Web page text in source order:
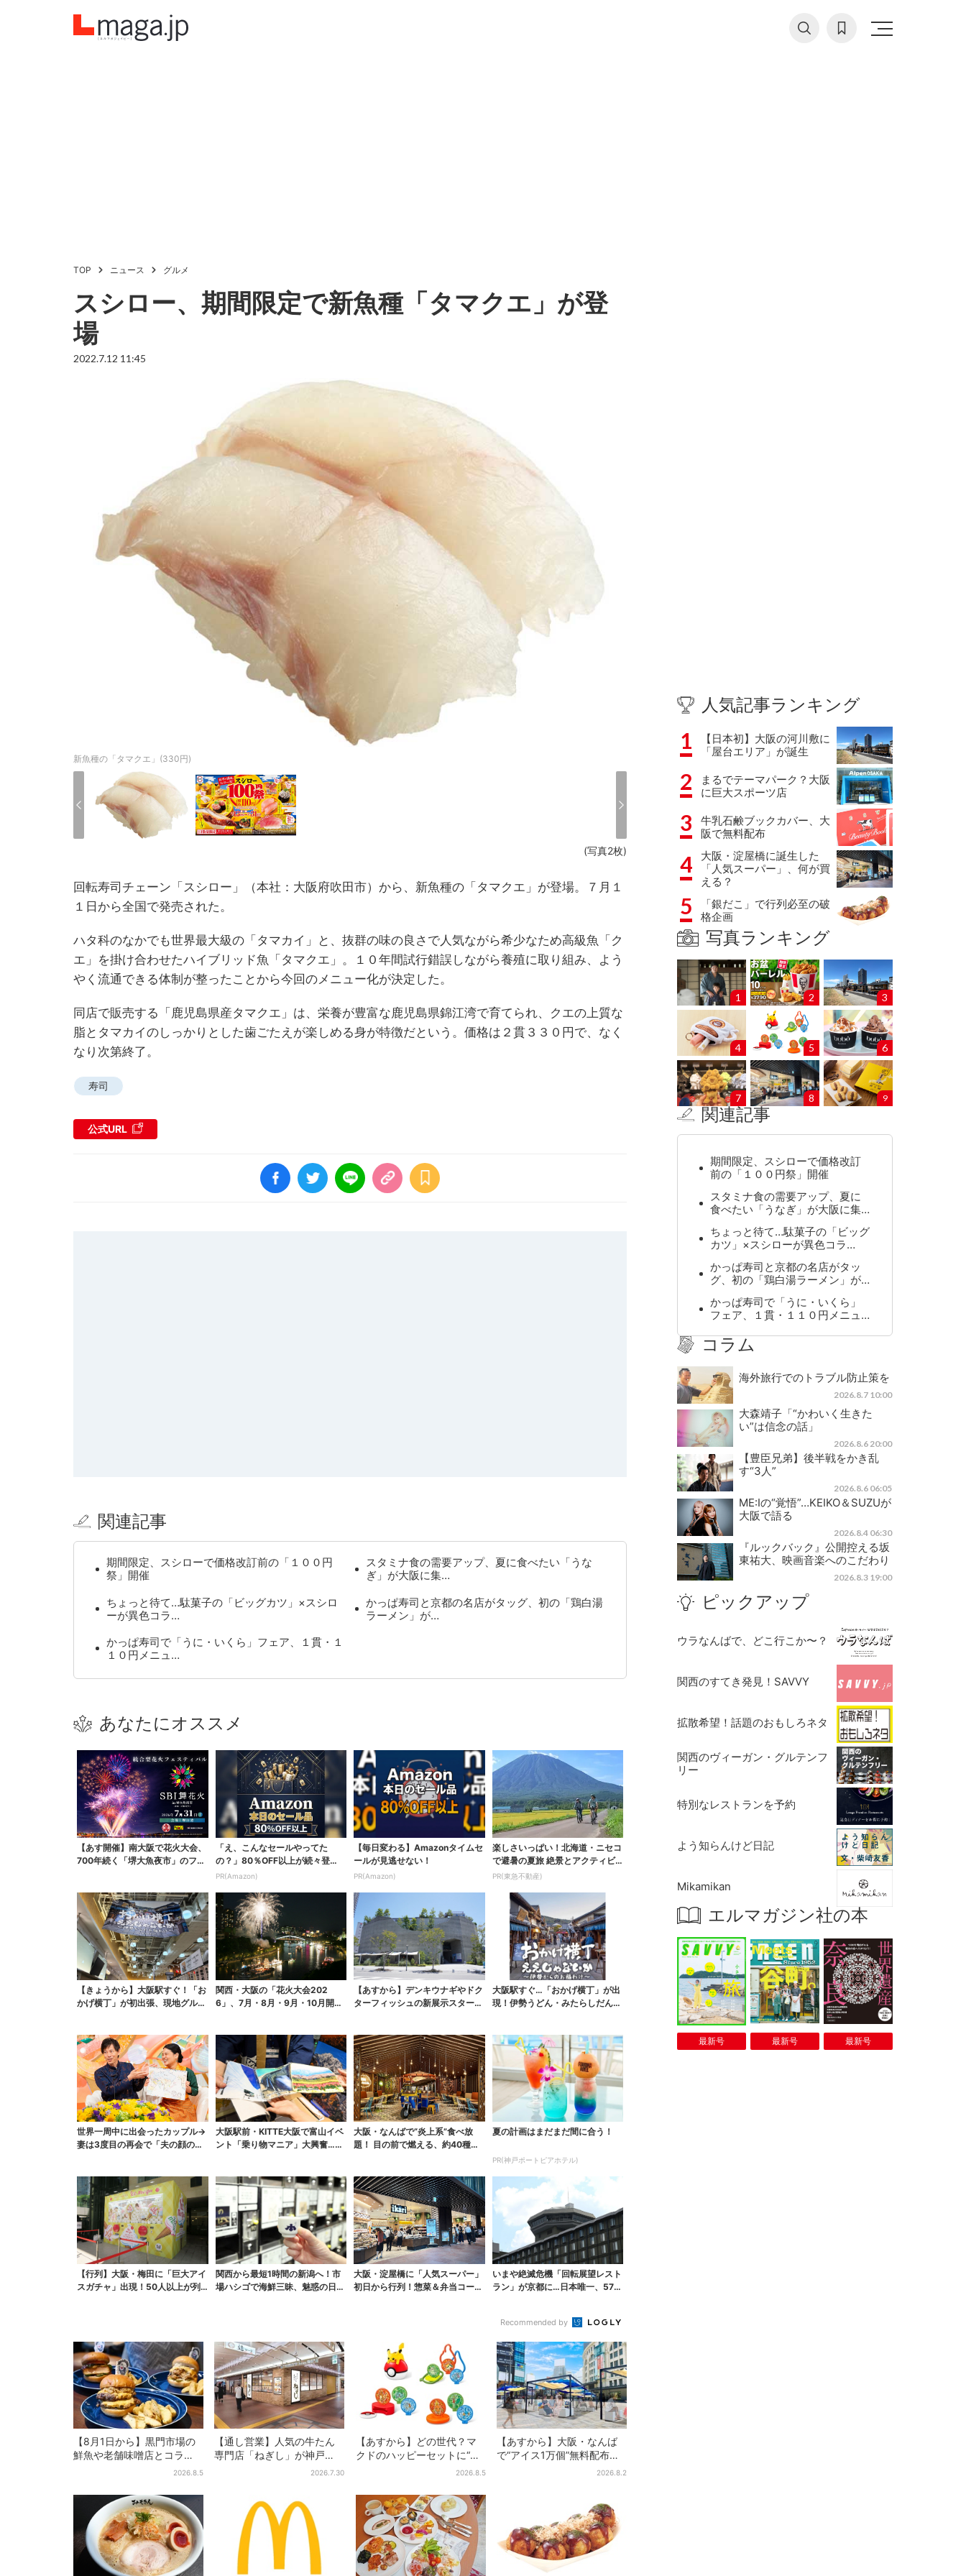
TOP ニュース グルメ
スシロー、期間限定で新魚種「タマクエ」が登
場
2022.7.12 11:45
新魚種の「タマクエ」(330円)
(写真2枚)
回転寿司チェーン「スシロー」（本社：大阪府吹田市）から、新魚種の「タマクエ」が登場。７月１
１日から全国で発売された。
ハタ科のなかでも世界最大級の「タマカイ」と、抜群の味の良さで人気ながら希少なため高級魚「ク
エ」を掛け合わせたハイブリッド魚「タマクエ」。１０年間試行錯誤しながら養殖に取り組み、よう
やく流通できる体制が整ったことから今回のメニュー化が決定した。
同店で販売する「鹿児島県産タマクエ」は、栄養が豊富な鹿児島県錦江湾で育てられ、クエの上質な
脂とタマカイのしっかりとした歯ごたえが楽しめる身が特徴だという。価格は２貫３３０円で、なく
なり次第終了。
寿司
公式URL
関連記事
期間限定、スシローで価格改訂前の「１００円
祭」開催
スタミナ食の需要アップ、夏に食べたい「うな
ぎ」が大阪に集…
ちょっと待て…駄菓子の「ビッグカツ」×スシロ
ーが異色コラ…
かっぱ寿司と京都の名店がタッグ、初の「鶏白湯
ラーメン」が…
かっぱ寿司で「うに・いくら」フェア、１貫・１
１０円メニュ…
あなたにオススメ
【あす開催】南大阪で花火大会、
700年続く「堺大魚夜市」のフィ
「え、こんなセールやってた
の？」80％OFF以上が続々登
場！Amazonの本気が...
PR(Amazon)
【毎日変わる】Amazonタイムセ
ールが見逃せない！
PR(Amazon)
楽しさいっぱい！北海道・ニセコ
で避暑の夏旅 絶景とアクティビ
ティが揃う「ニセコ東...
PR(東急不動産)
【きょうから】大阪駅すぐ！「お
かげ横丁」が初出張、現地グルメ
関西・大阪の「花火大会202
6」、7月・8月・9月・10月開催
【あすから】デンキウナギやドク
ターフィッシュの新展示スター
大阪駅すぐ…「おかげ横丁」が出
現！伊勢うどん・みたらしだん
世界一周中に出会ったカップル→
妻は3度目の再会で「夫の顔の良
大阪駅前・KITTE大阪で富山イベ
ント「乗り物マニア」大興奮…こ
大阪・なんばで“炎上系”食べ放
題！ 目の前で燃える、約40種類
夏の計画はまだまだ間に合う！
PR(神戸ポートピアホテル)
【行列】大阪・梅田に「巨大アイ
スガチャ」出現！50人以上が列…
関西から最短1時間の新潟へ！市
場ハシゴで海鮮三昧、魅惑の日本
大阪・淀屋橋に「人気スーパー」
初日から行列！惣菜＆弁当コーナ
いまや絶滅危機「回転展望レスト
ラン」が京都に…日本唯一、57年
Recommended by
【8月1日から】黒門市場の
鮮魚や老舗味噌店とコラ
ボ、大阪・なんばのホテル
2026.8.5
【通し営業】人気の牛たん
専門店「ねぎし」が神戸
に、「想像しただけでお腹
2026.7.30
【あすから】どの世代？マ
クドのハッピーセットに“ポ
ケモンおもちゃ”、歴代30匹
2026.8.5
【あすから】大阪・なんば
で“アイス1万個”無料配布…2
日間限定で、ロッテの人気
2026.8.2
人気記事ランキング
1
【日本初】大阪の河川敷に
「屋台エリア」が誕生
2
まるでテーマパーク？大阪
に巨大スポーツ店
3
牛乳石鹸ブックカバー、大
阪で無料配布
4
大阪・淀屋橋に誕生した
「人気スーパー」、何が買
える？
5
「銀だこ」で行列必至の破
格企画
写真ランキング
1 2 3
4 5 6
7 8 9
関連記事
期間限定、スシローで価格改訂
前の「１００円祭」開催
スタミナ食の需要アップ、夏に
食べたい「うなぎ」が大阪に集…
ちょっと待て…駄菓子の「ビッグ
カツ」×スシローが異色コラ…
かっぱ寿司と京都の名店がタッ
グ、初の「鶏白湯ラーメン」が…
かっぱ寿司で「うに・いくら」
フェア、１貫・１１０円メニュ…
コラム
海外旅行でのトラブル防止策を
2026.8.7 10:00
大森靖子「“かわいく生きた
い”は信念の話」
2026.8.6 20:00
【豊臣兄弟】後半戦をかき乱
す“3人”
2026.8.6 06:05
ME:Iの“覚悟”…KEIKO＆SUZUが
大阪で語る
2026.8.4 06:30
『ルックバック』公開控える坂
東祐大、映画音楽へのこだわり
2026.8.3 19:00
ピックアップ
ウラなんばで、どこ行こか〜？
関西のすてき発見！SAVVY
拡散希望！話題のおもしろネタ
関西のヴィーガン・グルテンフ
リー
特別なレストランを予約
よう知らんけど日記
Mikamikan
エルマガジン社の本
最新号 最新号 最新号